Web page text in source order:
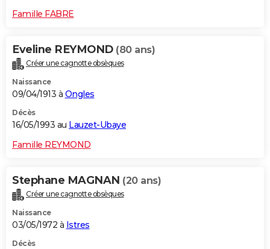
Famille FABRE
Eveline REYMOND (80 ans)
Créer une cagnotte obsèques
Naissance
09/04/1913 à Ongles
Décès
16/05/1993 au Lauzet-Ubaye
Famille REYMOND
Stephane MAGNAN (20 ans)
Créer une cagnotte obsèques
Naissance
03/05/1972 à Istres
Décès